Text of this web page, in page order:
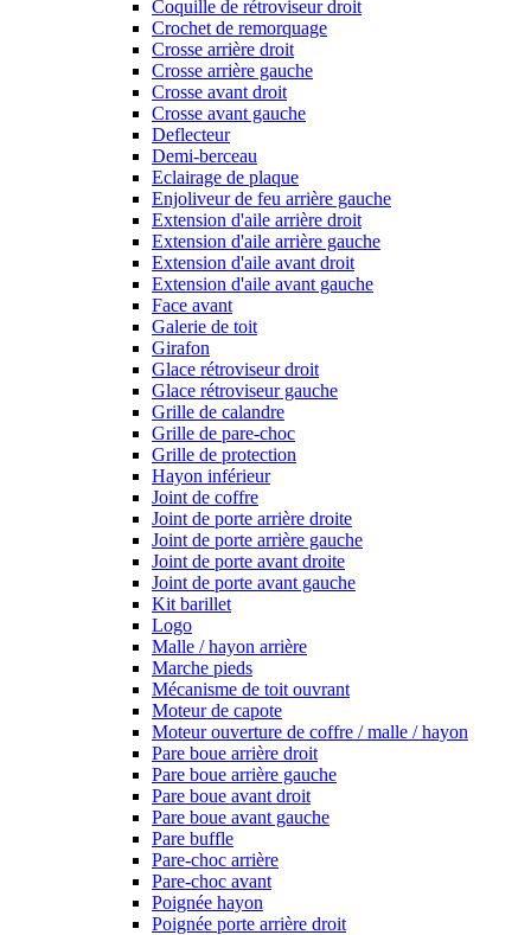
Coquille de rétroviseur droit
Crochet de remorquage
Crosse arrière droit
Crosse arrière gauche
Crosse avant droit
Crosse avant gauche
Deflecteur
Demi-berceau
Eclairage de plaque
Enjoliveur de feu arrière gauche
Extension d'aile arrière droit
Extension d'aile arrière gauche
Extension d'aile avant droit
Extension d'aile avant gauche
Face avant
Galerie de toit
Girafon
Glace rétroviseur droit
Glace rétroviseur gauche
Grille de calandre
Grille de pare-choc
Grille de protection
Hayon inférieur
Joint de coffre
Joint de porte arrière droite
Joint de porte arrière gauche
Joint de porte avant droite
Joint de porte avant gauche
Kit barillet
Logo
Malle / hayon arrière
Marche pieds
Mécanisme de toit ouvrant
Moteur de capote
Moteur ouverture de coffre / malle / hayon
Pare boue arrière droit
Pare boue arrière gauche
Pare boue avant droit
Pare boue avant gauche
Pare buffle
Pare-choc arrière
Pare-choc avant
Poignée hayon
Poignée porte arrière droit